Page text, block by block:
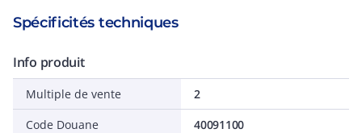
Spécificités techniques
Info produit
Multiple de vente
2
Code Douane
40091100